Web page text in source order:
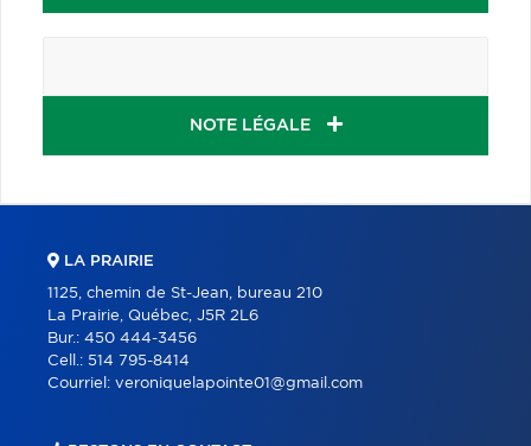
NOTE LÉGALE
LA PRAIRIE
1125, chemin de St-Jean, bureau 210
La Prairie, Québec, J5R 2L6
Bur.: 450 444-3456
Cell.: 514 795-8414
Courriel: veroniquelapointe01@gmail.com